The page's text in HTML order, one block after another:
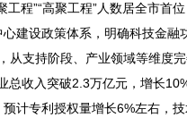
程”“高聚工程”人数居全市
建设政策体系，明确科技金
支持阶段、产业领域等维度
入突破2.3万亿元，增长
计专利授权量增长6%左右，